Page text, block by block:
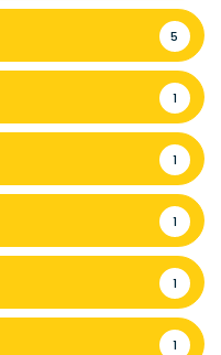
5
1
1
1
1
1